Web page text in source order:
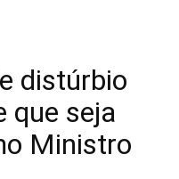
distúrbio
que seja
Ministro